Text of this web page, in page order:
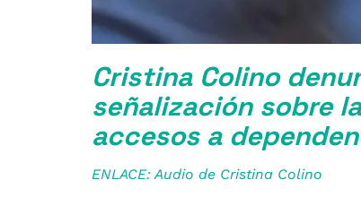
Cristina Colino
señalización sobre
accesos a
ENLACE: Audio de Cristina Colino